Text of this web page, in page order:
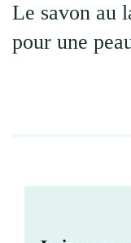
Le savon au
pour une